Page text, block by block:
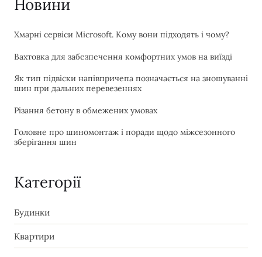
Новини
Хмарні сервіси Microsoft. Кому вони підходять і чому?
Вахтовка для забезпечення комфортних умов на виїзді
Як тип підвіски напівпричепа позначається на зношуванні
шин при дальних перевезеннях
Різання бетону в обмежених умовах
Головне про шиномонтаж і поради щодо міжсезонного
зберігання шин
Категорії
Будинки
Квартири